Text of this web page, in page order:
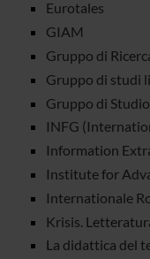
Eurotales
GIAM
Gruppo di
Gruppo di studi
Gruppo di
INFG
Information
Institute for
Internationale
Krisis.
La didattica del